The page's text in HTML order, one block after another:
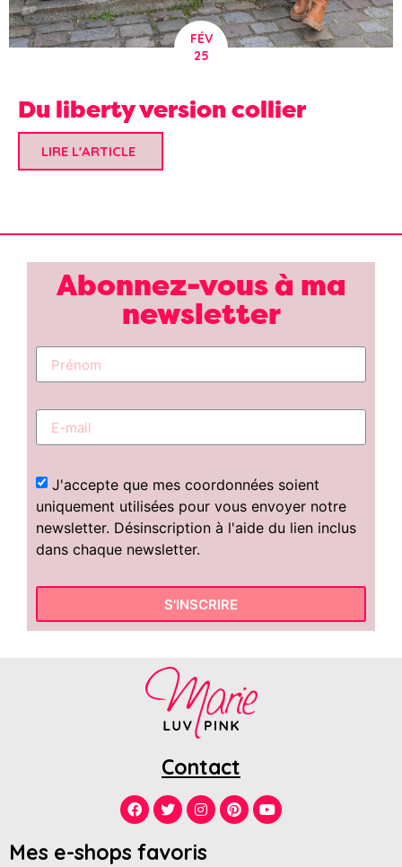
FÉV
25
Du liberty version collier
LIRE L'ARTICLE
Abonnez-vous à ma
newsletter
J'accepte que mes coordonnées soient
uniquement utilisées pour vous envoyer notre
newsletter. Désinscription à l'aide du lien inclus
dans chaque newsletter.
S'INSCRIRE
Contact
Mes e-shops favoris